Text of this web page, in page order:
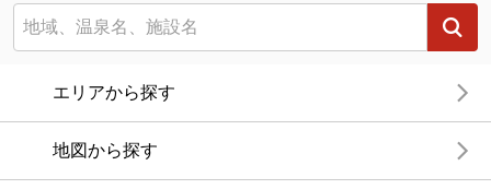
エリアから探す
地図から探す